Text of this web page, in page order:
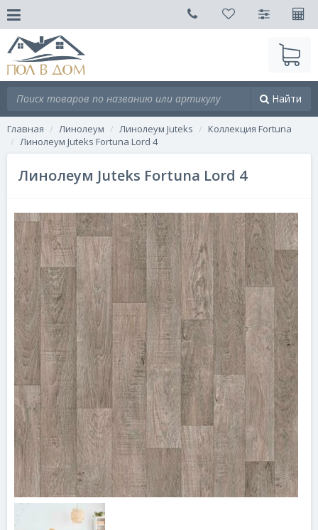
Найти
Главная Линолеум Линолеум Juteks
Коллекция Fortuna
Линолеум Juteks Fortuna Lord 4
Линолеум Juteks Fortuna Lord 4